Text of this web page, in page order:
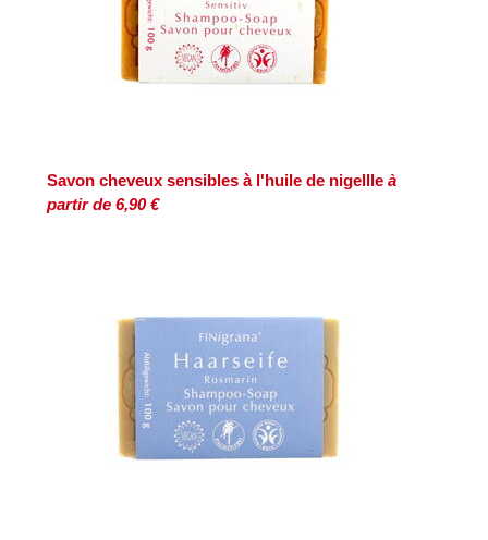
Savon cheveux sensibles à l'huile de nigellle à
partir de 6,90 €